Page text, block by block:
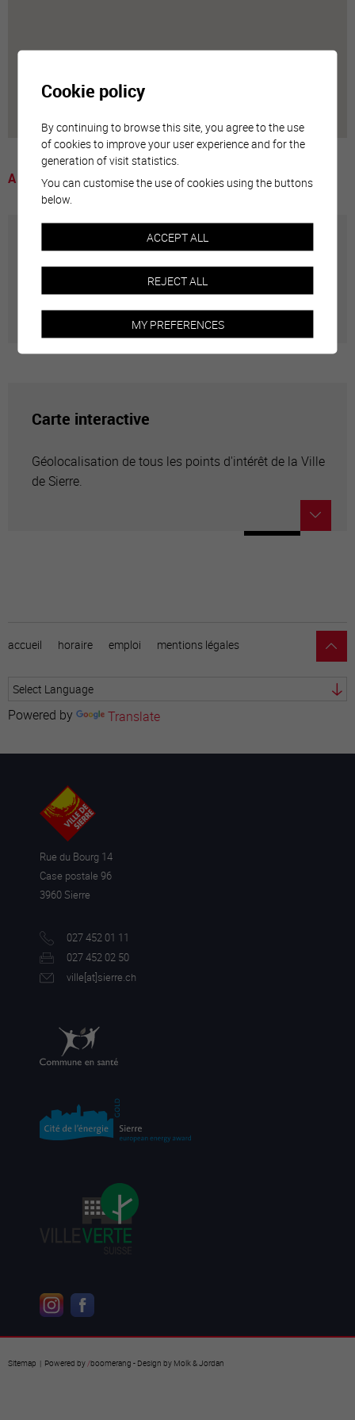
A voir
Annuaire communal
Adresses utiles en ville de Sierre
Carte interactive
Géolocalisation de tous les points d'intérêt de la Ville
de Sierre.
accueil horaire emploi mentions légales
Powered by Translate
Rue du Bourg 14
Case postale 96
3960 Sierre
027 452 01 11
027 452 02 50
ville[at]sierre.ch
Sitemap | Powered by/boomerang - Design by Molk & Jordan
Cookie policy
By continuing to browse this site, you agree to the use
of cookies to improve your user experience and for the
generation of visit statistics.
You can customise the use of cookies using the buttons
below.
ACCEPT ALL
REJECT ALL
MY PREFERENCES